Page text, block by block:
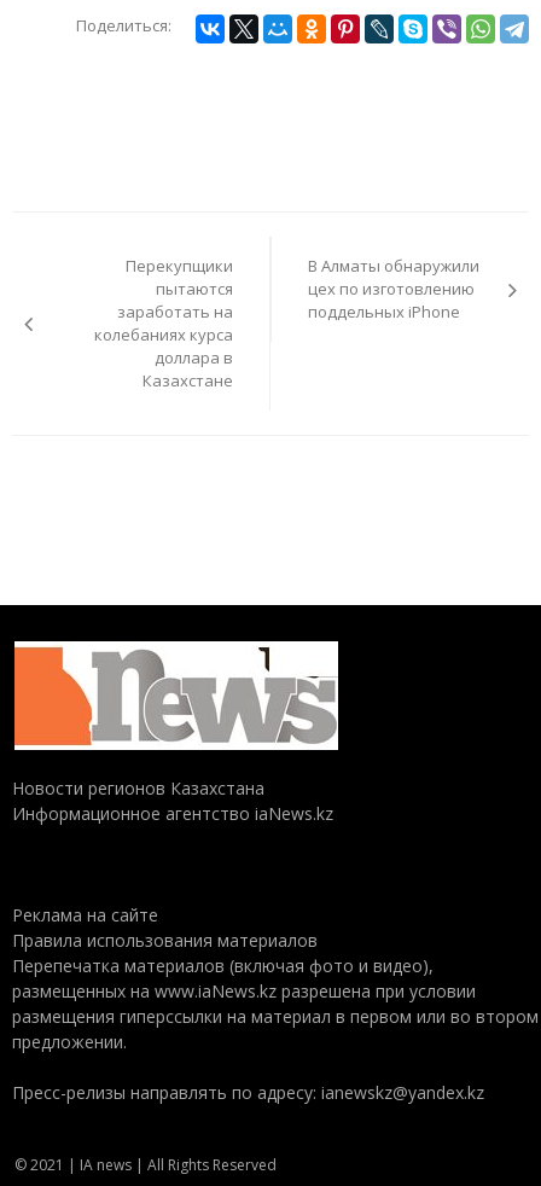
Поделиться:
Перекупщики
пытаются
заработать на
колебаниях курса
доллара в
Казахстане
В Алматы обнаружили
цех по изготовлению
поддельных iPhone
Новости регионов Казахстана
Информационное агентство iaNews.kz
Реклама на сайте
Правила использования материалов
Перепечатка материалов (включая фото и видео),
размещенных на www.iaNews.kz разрешена при условии
размещения гиперссылки на материал в первом или во втором
предложении.
Пресс-релизы направлять по адресу: ianewskz@yandex.kz
© 2021 | IA news | All Rights Reserved